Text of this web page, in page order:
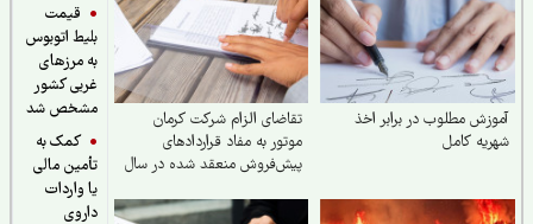
قیمت
بلیط اتوبوس
به مرزهای
غربی کشور
مشخص شد
کمک به
تأمین مالی
یا واردات
داروی
مطلوب در برابر اخذ
کامل
تقاضای الزام شرکت کرمان
موتور به مفاد قراردادهای
پیش‌فروش منعقد شده در سال